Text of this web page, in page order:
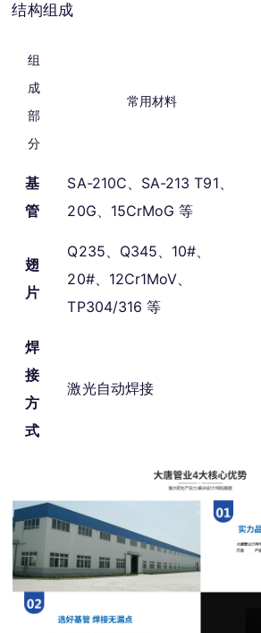
结构组成
组
成
部
分
常用材料
基
管
SA-210C、SA-213 T91、
20G、15CrMoG 等
翅
片
Q235、Q345、10#、
20#、12Cr1MoV、
TP304/316 等
焊
接
方
式
激光自动焊接